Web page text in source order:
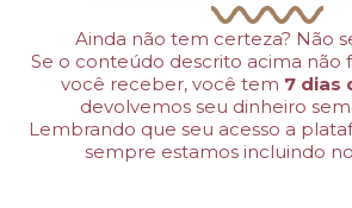
Ainda não tem certeza? Não
Se o conteúdo descrito acima não
você receber, você tem 7 dias
devolvemos seu dinheiro
Lembrando que seu acesso a
sempre estamos incluindo